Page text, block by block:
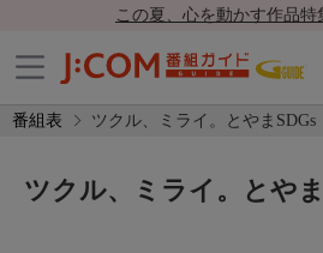
この夏、心を動かす作品特
番組表 ツクル、ミライ。とやまSDGs
ツクル、ミライ。とや